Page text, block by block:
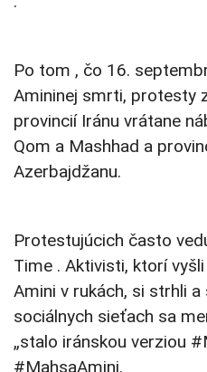
Po tom , čo 16.
Amininej smrti, protesty
provincií Iránu vrátane
Qom a Mashhad a
Azerbajdžanu.
Protestujúcich často
Time . Aktivisti, ktorí
Amini v rukách, si strhli
sociálnych sieťach sa
„stalo iránskou verziou
#MahsaAmini.